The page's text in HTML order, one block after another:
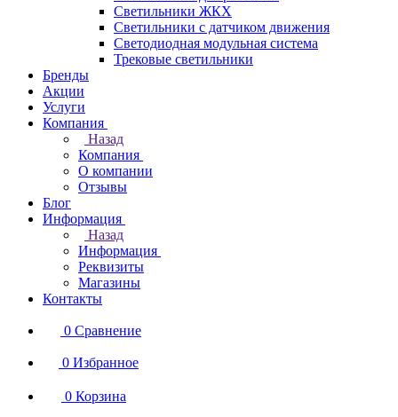
Светильники ЖКХ
Светильники с датчиком движения
Светодиодная модульная система
Трековые светильники
Бренды
Акции
Услуги
Компания
Назад
Компания
О компании
Отзывы
Блог
Информация
Назад
Информация
Реквизиты
Магазины
Контакты
0 Сравнение
0 Избранное
0 Корзина